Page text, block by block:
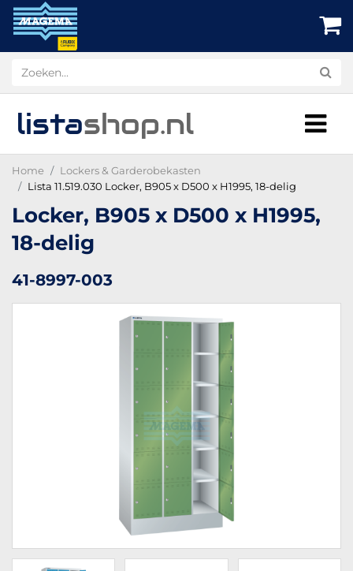
listashop.nl
Home
Lockers & Garderobekasten
Lista 11.519.030 Locker, B905 x D500 x H1995, 18-delig
Locker, B905 x D500 x H1995,
18-delig
41-8997-003